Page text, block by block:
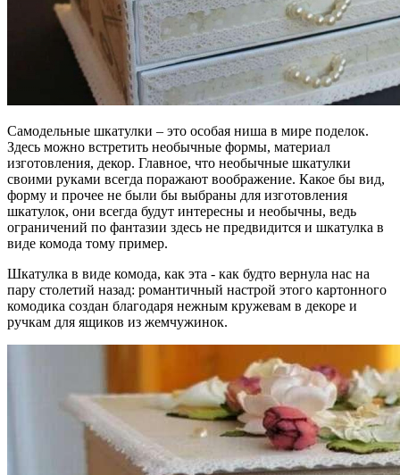
Самодельные шкатулки – это особая ниша в мире поделок.
Здесь можно встретить необычные формы, материал
изготовления, декор. Главное, что необычные шкатулки
своими руками всегда поражают воображение. Какое бы вид,
форму и прочее не были бы выбраны для изготовления
шкатулок, они всегда будут интересны и необычны, ведь
ограничений по фантазии здесь не предвидится и шкатулка в
виде комода тому пример.
Шкатулка в виде комода, как эта - как будто вернула нас на
пару столетий назад: романтичный настрой этого картонного
комодика создан благодаря нежным кружевам в декоре и
ручкам для ящиков из жемчужинок.